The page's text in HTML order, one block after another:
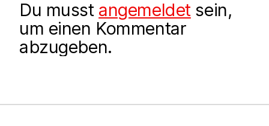
Du musst angemeldet sein,
um einen Kommentar
abzugeben.